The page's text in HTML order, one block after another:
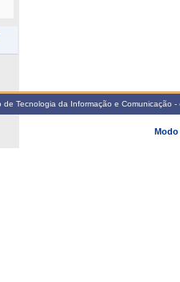
de Tecnologia da Informação e
Modo